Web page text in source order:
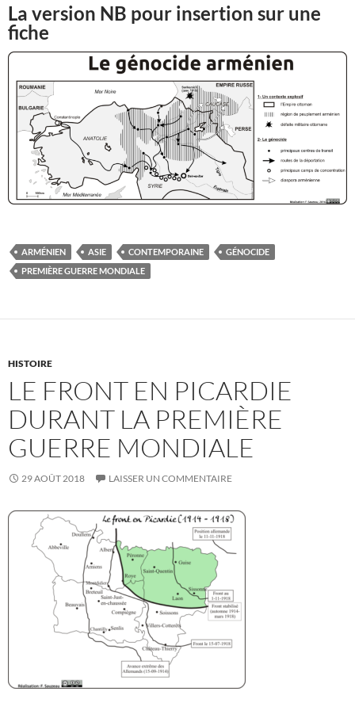
La version NB pour insertion sur une
fiche
ARMÉNIEN ASIE CONTEMPORAINE
GÉNOCIDE
PREMIÈRE GUERRE MONDIALE
HISTOIRE
LE FRONT EN PICARDIE
DURANT LA PREMIÈRE
GUERRE MONDIALE
29 AOÛT 2018 LAISSER UN COMMENTAIRE